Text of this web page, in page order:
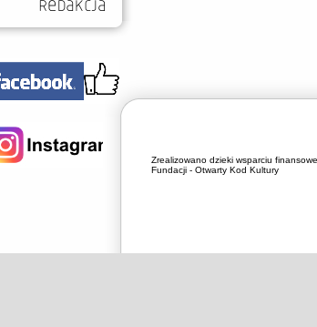
Zrealizowano dzieki wsparciu
Fundacji - Otwarty Kod Kultury